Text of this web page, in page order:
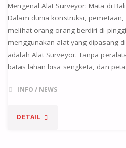
Mengenal Alat Surveyor: Mata di
Dalam dunia konstruksi,
melihat orang-orang berdiri di
menggunakan alat yang dipasang
adalah Alat Surveyor. Tanpa
batas lahan bisa sengketa, dan
INFO / NEWS
DETAIL